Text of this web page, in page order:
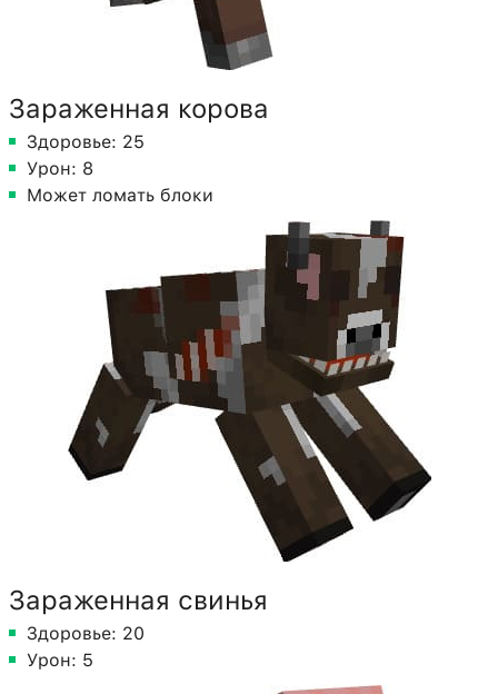
Зараженная корова
Здоровье: 25
Урон: 8
Может ломать блоки
Зараженная свинья
Здоровье: 20
Урон: 5